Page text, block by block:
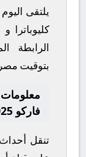
بتوقيت
معلومات
فاركو 2025-12-31
تنقل